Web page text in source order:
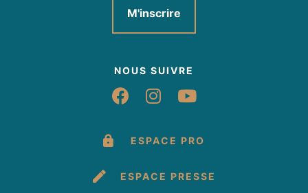
M'inscrire
NOUS SUIVRE
Suivez-nous sur
Suivez-nous sur
Suivez-nous
ESPACE PRO
ESPACE PRESSE